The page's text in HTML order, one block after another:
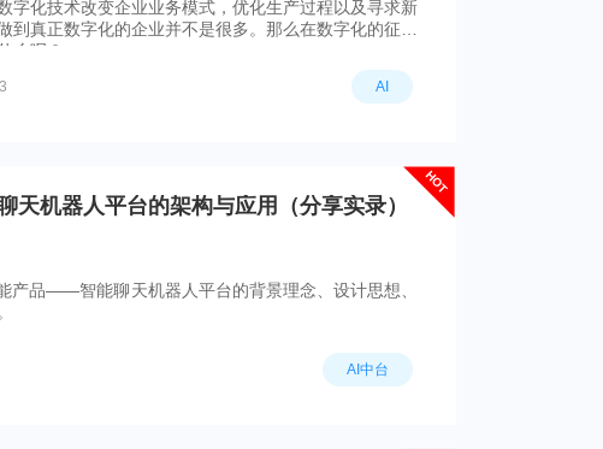
字化技术改变企业业务模式，优化生产过程以及寻求新
到真正数字化的企业并不是很多。那么在数字化的征途
么呢？
AI
机器人平台的架构与应用（分享实录）
HOT
产品——智能聊天机器人平台的背景理念、设计思想、
AI中台